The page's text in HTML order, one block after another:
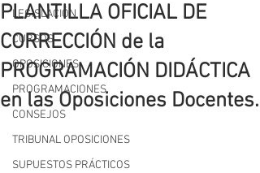
LEGISLACIÓN
CURSOS
OPOSICIONES
PROGRAMACIONES
CONSEJOS
TRIBUNAL OPOSICIONES
SUPUESTOS PRÁCTICOS
PLANTILLA OFICIAL DE
CORRECCIÓN de la
PROGRAMACIÓN DIDÁCTICA
en las Oposiciones Docentes.